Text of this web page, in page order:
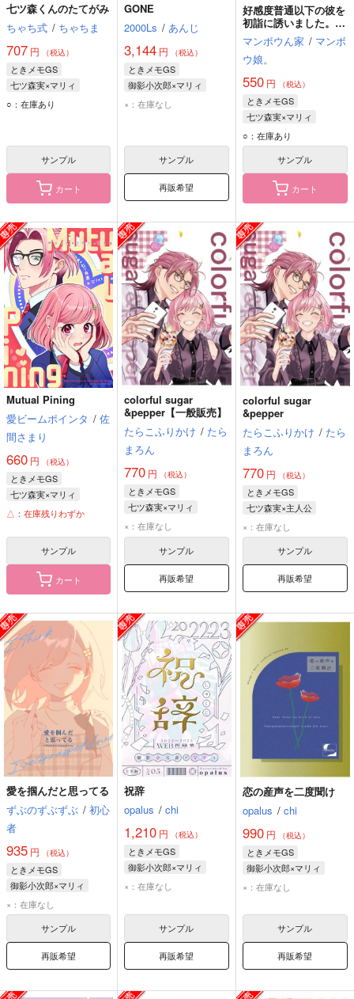
七ツ森くんのたてがみ
ちゃち式 / ちゃちま
707 円 （税込）
ときメモGS
七ツ森実×マリィ
七ツ森実
○：在庫あり
サンプル
カート
GONE
2000Ls / あんじ
3,144 円 （税込）
ときメモGS
御影小次郎×マリィ
御影小次郎
×：在庫なし
サンプル
再販希望
好感度普通以下の彼を
初詣に誘いました。
【おまけカードつき】
マンボウん家 / マンボ
ウ娘。
550円 （税込）
ときメモGS
七ツ森実×マリィ
七ツ森実
○：在庫あり
サンプル
カート
Mutual Pining
愛ビームポインタ / 佐
間さまり
660 円 （税込）
ときメモGS
七ツ森実×マリィ
七ツ森実
マリィ
△：在庫残りわずか
サンプル
カート
colorful sugar
&pepper【一般販売】
たらこふりかけ / たら
まろん
770 円 （税込）
ときメモGS
七ツ森実×マリィ
七ツ森実
×：在庫なし
サンプル
再販希望
colorful sugar
&pepper
たらこふりかけ / たら
まろん
770円 （税込）
ときメモGS
七ツ森実×主人公
七ツ森実
×：在庫なし
サンプル
再販希望
愛を掴んだと思ってる
ずぶのずぶずぶ / 初心
者
935 円 （税込）
ときメモGS
御影小次郎×マリィ
風真玲太
御影小次郎
×：在庫なし
サンプル
再販希望
祝辞
opalus / chi
1,210 円 （税込）
ときメモGS
御影小次郎×マリィ
御影小次郎
×：在庫なし
サンプル
再販希望
恋の産声を二度聞け
opalus / chi
990円 （税込）
ときメモGS
御影小次郎×マリィ
御影小次郎
×：在庫なし
サンプル
再販希望